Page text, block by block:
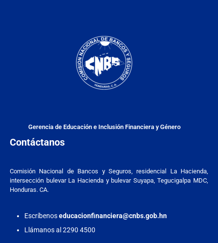
Gerencia de Educación e Inclusión Financiera y Género
Contáctanos
Comisión Nacional de Bancos y Seguros, residencial La Hacienda,
intersección bulevar La Hacienda y bulevar Suyapa, Tegucigalpa MDC,
Honduras. CA.
Escríbenoseducacionfinanciera@cnbs.gob.hn
Llámanos al 2290 4500